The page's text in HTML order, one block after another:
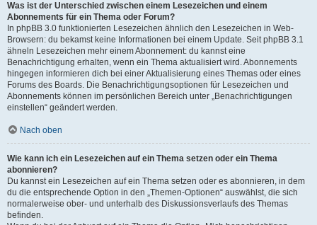
Was ist der Unterschied zwischen einem Lesezeichen und einem
Abonnements für ein Thema oder Forum?
In phpBB 3.0 funktionierten Lesezeichen ähnlich den Lesezeichen in Web-
Browsern: du bekamst keine Informationen bei einem Update. Seit phpBB 3.1
ähneln Lesezeichen mehr einem Abonnement: du kannst eine
Benachrichtigung erhalten, wenn ein Thema aktualisiert wird. Abonnements
hingegen informieren dich bei einer Aktualisierung eines Themas oder eines
Forums des Boards. Die Benachrichtigungsoptionen für Lesezeichen und
Abonnements können im persönlichen Bereich unter „Benachrichtigungen
einstellen“ geändert werden.
Nach oben
Wie kann ich ein Lesezeichen auf ein Thema setzen oder ein Thema
abonnieren?
Du kannst ein Lesezeichen auf ein Thema setzen oder es abonnieren, in dem
du die entsprechende Option in den „Themen-Optionen“ auswählst, die sich
normalerweise ober- und unterhalb des Diskussionsverlaufs des Themas
befinden.